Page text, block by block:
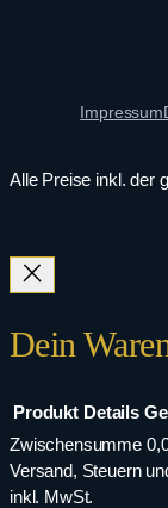
Impressum
Alle Preise inkl. der
Dein
Produkte
Produkt Details
Zwischensumme
Versand, Steuern
inkl. MwSt.